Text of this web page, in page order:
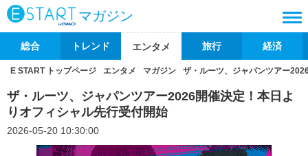
マガジン
総合 トレンド エンタメ 旅行 経済
E START トップページ エンタメ マガジン ザ・ルーツ、ジャパンツアー
ザ・ルーツ、ジャパンツアー2026開催決定！本日よ
りオフィシャル先行受付開始
2026-05-20 10:30:00